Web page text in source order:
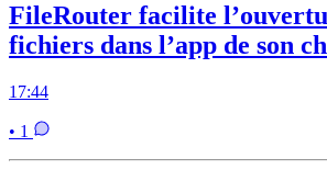
FileRouter facilite
fichiers dans l’app de son
17:44
• 1